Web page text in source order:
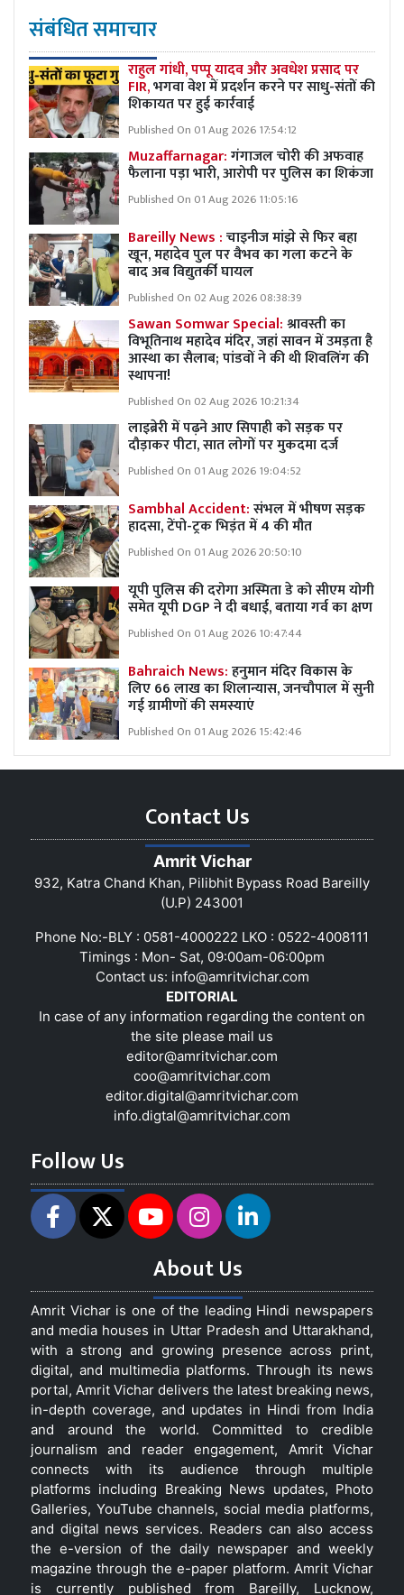
संबंधित समाचार
राहुल गांधी, पप्पू यादव और अवधेश प्रसाद पर
FIR,भगवा वेश में प्रदर्शन करने पर साधु-संतों की
शिकायत पर हुई कार्रवाई
Published On 01 Aug 2026 17:54:12
Muzaffarnagar:गंगाजल चोरी की अफवाह
फैलाना पड़ा भारी, आरोपी पर पुलिस का शिकंजा
Published On 01 Aug 2026 11:05:16
Bareilly News :चाइनीज मांझे से फिर बहा
खून, महादेव पुल पर वैभव का गला कटने के
बाद अब विद्युतर्की घायल
Published On 02 Aug 2026 08:38:39
Sawan Somwar Special:श्रावस्ती का
विभूतिनाथ महादेव मंदिर, जहां सावन में उमड़ता है
आस्था का सैलाब; पांडवों ने की थी शिवलिंग की
स्थापना!
Published On 02 Aug 2026 10:21:34
लाइब्रेरी में पढ़ने आए सिपाही को सड़क पर
दौड़ाकर पीटा, सात लोगों पर मुकदमा दर्ज
Published On 01 Aug 2026 19:04:52
Sambhal Accident:संभल में भीषण सड़क
हादसा, टेंपो-ट्रक भिड़ंत में 4 की मौत
Published On 01 Aug 2026 20:50:10
यूपी पुलिस की दरोगा अस्मिता डे को सीएम योगी
समेत यूपी DGP ने दी बधाई, बताया गर्व का क्षण
Published On 01 Aug 2026 10:47:44
Bahraich News:हनुमान मंदिर विकास के
लिए 66 लाख का शिलान्यास, जनचौपाल में सुनी
गई ग्रामीणों की समस्याएं
Published On 01 Aug 2026 15:42:46
Contact Us
Amrit Vichar
932, Katra Chand Khan, Pilibhit Bypass Road Bareilly
(U.P) 243001
Phone No:-BLY : 0581-4000222 LKO : 0522-4008111
Timings : Mon- Sat, 09:00am-06:00pm
Contact us: info@amritvichar.com
EDITORIAL
In case of any information regarding the content on
the site please mail us
editor@amritvichar.com
coo@amritvichar.com
editor.digital@amritvichar.com
info.digtal@amritvichar.com
Follow Us
About Us
Amrit Vichar is one of the leading Hindi newspapers
and media houses in Uttar Pradesh and Uttarakhand,
with a strong and growing presence across print,
digital, and multimedia platforms. Through its news
portal, Amrit Vichar delivers the latest breaking news,
in-depth coverage, and updates in Hindi from India
and around the world. Committed to credible
journalism and reader engagement, Amrit Vichar
connects with its audience through multiple
platforms including Breaking News updates, Photo
Galleries, YouTube channels, social media platforms,
and digital news services. Readers can also access
the e-version of the daily newspaper and weekly
magazine through the e-paper platform. Amrit Vichar
is currently published from Bareilly, Lucknow,